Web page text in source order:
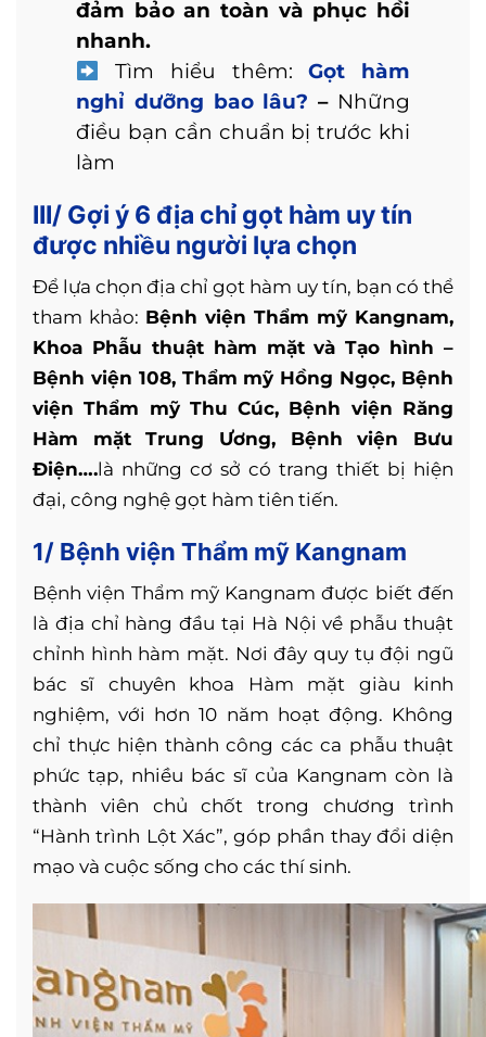
đảm bảo an toàn và phục hồi
nhanh.
Tìm hiểu thêm:Gọt hàm
nghỉ dưỡng bao lâu? – Những
điều bạn cần chuẩn bị trước khi
làm
III/ Gợi ý 6 địa chỉ gọt hàm uy tín
được nhiều người lựa chọn
Để lựa chọn địa chỉ gọt hàm uy tín, bạn có thể
tham khảo: Bệnh viện Thẩm mỹ Kangnam,
Khoa Phẫu thuật hàm mặt và Tạo hình –
Bệnh viện 108, Thẩm mỹ Hồng Ngọc, Bệnh
viện Thẩm mỹ Thu Cúc, Bệnh viện Răng
Hàm mặt Trung Ương, Bệnh viện Bưu
Điện….là những cơ sở có trang thiết bị hiện
đại, công nghệ gọt hàm tiên tiến.
1/ Bệnh viện Thẩm mỹ Kangnam
Bệnh viện Thẩm mỹ Kangnam được biết đến
là địa chỉ hàng đầu tại Hà Nội về phẫu thuật
chỉnh hình hàm mặt. Nơi đây quy tụ đội ngũ
bác sĩ chuyên khoa Hàm mặt giàu kinh
nghiệm, với hơn 10 năm hoạt động. Không
chỉ thực hiện thành công các ca phẫu thuật
phức tạp, nhiều bác sĩ của Kangnam còn là
thành viên chủ chốt trong chương trình
“Hành trình Lột Xác”, góp phần thay đổi diện
mạo và cuộc sống cho các thí sinh.